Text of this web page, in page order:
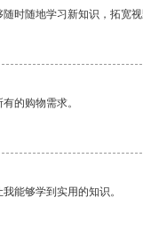
时随地学习新知识，拓宽视
的购物需求。
能够学到实用的知识。